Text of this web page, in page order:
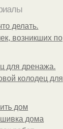
делать.
возникших по
для дренажа.
колодец для
дом
дома